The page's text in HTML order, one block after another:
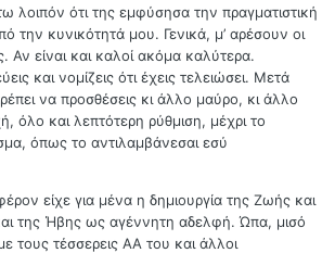
λοιπόν ότι της εμφύσησα την πραγματιστική
την κυνικότητά μου. Γενικά, μ’ αρέσουν οι
Αν είναι και καλοί ακόμα καλύτερα.
και νομίζεις ότι έχεις τελειώσει. Μετά
να προσθέσεις κι άλλο μαύρο, κι άλλο
όλο και λεπτότερη ρύθμιση, μέχρι το
όπως το αντιλαμβάνεσαι εσύ
είχε για μένα η δημιουργία της Ζωής και
της Ήβης ως αγέννητη αδελφή. Ώπα, μισό
τους τέσσερεις ΑΑ του και άλλοι